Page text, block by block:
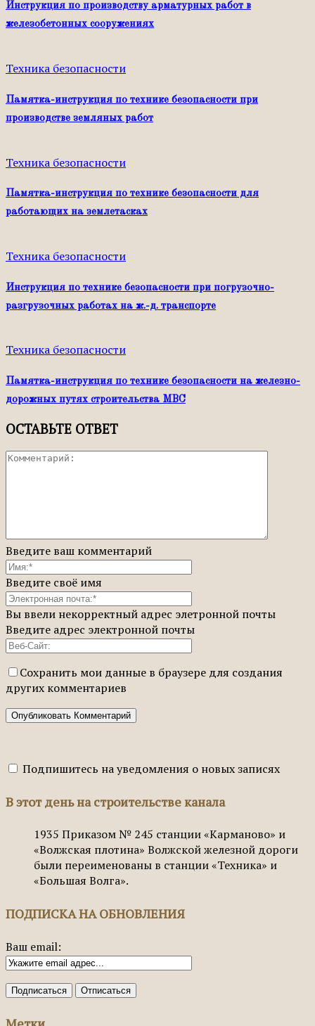
Инструкция по производству арматурных работ в
железобетонных сооружениях
Техника безопасности
Памятка-инструкция по технике безопасности при
производстве земляных работ
Техника безопасности
Памятка-инструкция по технике безопасности для
работающих на землетасках
Техника безопасности
Инструкция по технике безопасности при погрузочно-
разгрузочных работах на ж.-д. транспорте
Техника безопасности
Памятка-инструкция по технике безопасности на железно-
дорожных путях строительства МВС
ОСТАВЬТЕ ОТВЕТ
Введите ваш комментарий
Введите своё имя
Вы ввели некорректный адрес элетронной почты
Введите адрес электронной почты
Сохранить мои данные в браузере для создания
других комментариев
Подпишитесь на уведомления о новых записях
В этот день на строительстве канала
1935 Приказом № 245 станции «Карманово» и
«Волжская плотина» Волжской железной дороги
были переименованы в станции «Техника» и
«Большая Волга».
ПОДПИСКА НА ОБНОВЛЕНИЯ
Ваш email: